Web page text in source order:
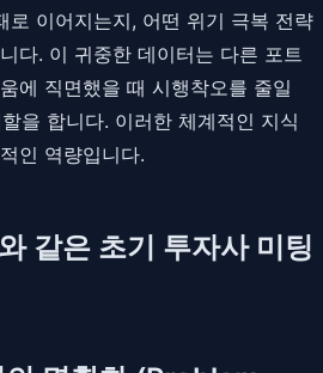
로 이어지는지, 어떤 위기 극복 전략
다. 이 귀중한 데이터는 다른 포트
에 직면했을 때 시행착오를 줄일
을 합니다. 이러한 체계적인 지식
인 역량입니다.
같은 초기 투자사 미팅